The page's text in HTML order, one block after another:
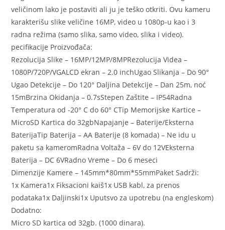
veličinom lako je postaviti ali ju je teško otkriti. Ovu kameru
karakterišu slike veličine 16MP, video u 1080p-u kao i 3
radna režima (samo slika, samo video, slika i video).
pecifikacije Proizvođača:
Rezolucija Slike – 16MP/12MP/8MPRezolucija Videa –
1080P/720P/VGALCD ekran – 2.0 inchUgao Slikanja – Do 90°
Ugao Detekcije – Do 120° Daljina Detekcije – Dan 25m, noć
15mBrzina Okidanja – 0.7sStepen Zaštite – IP54Radna
Temperatura od -20° C do 60° CTip Memorijske Kartice –
MicroSD Kartica do 32gbNapajanje – Baterije/Eksterna
BaterijaTip Baterija – AA Baterije (8 komada) – Ne idu u
paketu sa kameromRadna Voltaža – 6V do 12VEksterna
Baterija – DC 6VRadno Vreme – Do 6 meseci
Dimenzije Kamere – 145mm*80mm*55mmPaket Sadrži:
1x Kamera1x Fiksacioni kaiš1x USB kabl, za prenos
podataka1x Daljinski1x Uputsvo za upotrebu (na engleskom)
Dodatno:
Micro SD kartica od 32gb. (1000 dinara).